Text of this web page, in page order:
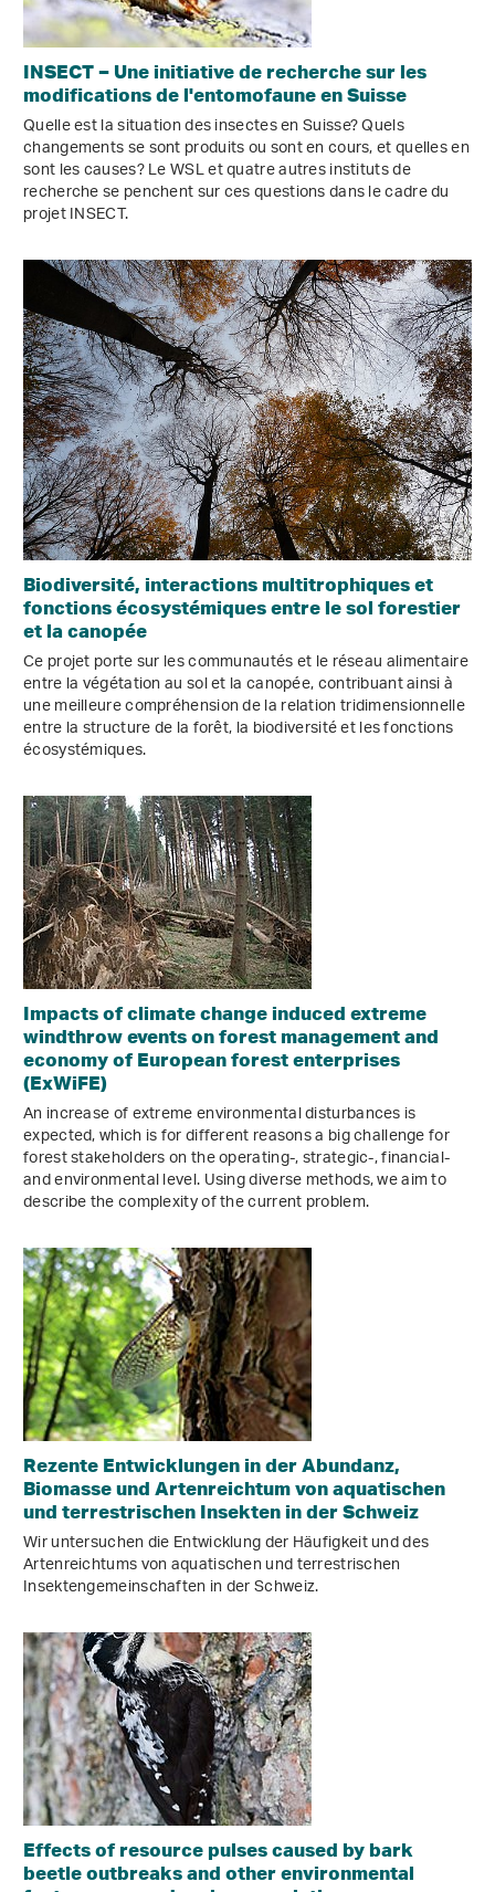
INSECT ‒ Une initiative de recherche sur les
modifications de l'entomofaune en Suisse
Quelle est la situation des insectes en Suisse? Quels
changements se sont produits ou sont en cours, et quelles en
sont les causes? Le WSL et quatre autres instituts de
recherche se penchent sur ces questions dans le cadre du
projet INSECT.
Biodiversité, interactions multitrophiques et
fonctions écosystémiques entre le sol forestier
et la canopée
Ce projet porte sur les communautés et le réseau alimentaire
entre la végétation au sol et la canopée, contribuant ainsi à
une meilleure compréhension de la relation tridimensionnelle
entre la structure de la forêt, la biodiversité et les fonctions
écosystémiques.
Impacts of climate change induced extreme
windthrow events on forest management and
economy of European forest enterprises
(ExWiFE)
An increase of extreme environmental disturbances is
expected, which is for different reasons a big challenge for
forest stakeholders on the operating-, strategic-, financial-
and environmental level. Using diverse methods, we aim to
describe the complexity of the current problem.
Rezente Entwicklungen in der Abundanz,
Biomasse und Artenreichtum von aquatischen
und terrestrischen Insekten in der Schweiz
Wir untersuchen die Entwicklung der Häufigkeit und des
Artenreichtums von aquatischen und terrestrischen
Insektengemeinschaften in der Schweiz.
Effects of resource pulses caused by bark
beetle outbreaks and other environmental